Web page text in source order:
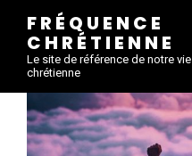
FRÉQUENCE
CHRÉTIENNE
Le site de référence de notre vie
chrétienne